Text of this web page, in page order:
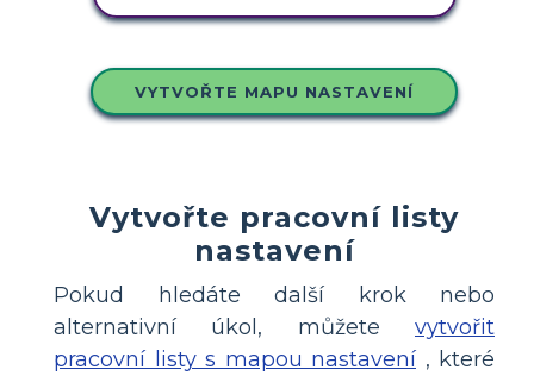
VYTVOŘTE MAPU NASTAVENÍ
Vytvořte pracovní listy
nastavení
Pokud hledáte další krok nebo
alternativní úkol, můžete vytvořit
pracovní listy s mapou nastavení , které